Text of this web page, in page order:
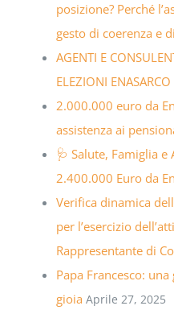
posizione? Perché
gesto di coerenza e
AGENTI E
ELEZIONI
2.000.000 euro da
assistenza ai
🩺 Salute, Famiglia e
2.400.000 Euro da
Verifica dinamica
per l’esercizio
Rappresentante di
Papa Francesco:
gioia Aprile 27, 2025